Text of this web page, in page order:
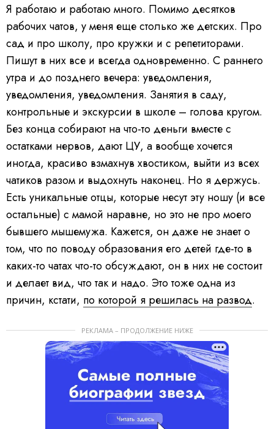
Я работаю и работаю много. Помимо десятков
рабочих чатов, у меня еще столько же детских. Про
сад и про школу, про кружки и с репетиторами.
Пишут в них все и всегда одновременно. С раннего
утра и до позднего вечера: уведомления,
уведомления, уведомления. Занятия в саду,
контрольные и экскурсии в школе – голова кругом.
Без конца собирают на что-то деньги вместе с
остатками нервов, дают ЦУ, а вообще хочется
иногда, красиво взмахнув хвостиком, выйти из всех
чатиков разом и выдохнуть наконец. Но я держусь.
Есть уникальные отцы, которые несут эту ношу (и все
остальные) с мамой наравне, но это не про моего
бывшего мышемужа. Кажется, он даже не знает о
том, что по поводу образования его детей где-то в
каких-то чатах что-то обсуждают, он в них не состоит
и делает вид, что так и надо. Это тоже одна из
причин, кстати, по которой я решилась на развод.
РЕКЛАМА – ПРОДОЛЖЕНИЕ НИЖЕ